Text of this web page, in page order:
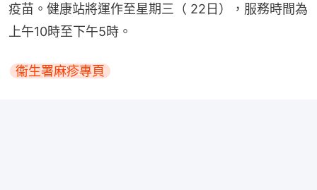
疫苗。健康站將運作至星期三（ 22日），服務時間為
上午10時至下午5時。
衞生署麻疹專頁